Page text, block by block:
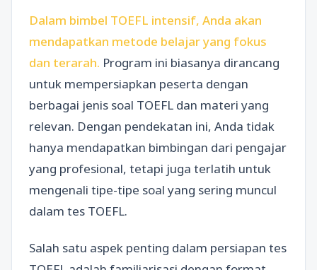
Dalam bimbel TOEFL intensif, Anda akan
mendapatkan metode belajar yang fokus
dan terarah. Program ini biasanya dirancang
untuk mempersiapkan peserta dengan
berbagai jenis soal TOEFL dan materi yang
relevan. Dengan pendekatan ini, Anda tidak
hanya mendapatkan bimbingan dari pengajar
yang profesional, tetapi juga terlatih untuk
mengenali tipe-tipe soal yang sering muncul
dalam tes TOEFL.
Salah satu aspek penting dalam persiapan tes